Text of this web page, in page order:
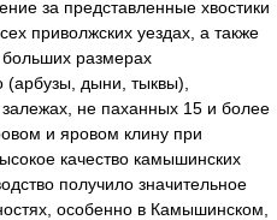
за представленные хвостики
приволжских уездах, а также
размерах
(арбузы, дыни, тыквы),
не паханных 15 и более
и яровом клину при
качество камышинских
получило значительное
особенно в Камышинском,